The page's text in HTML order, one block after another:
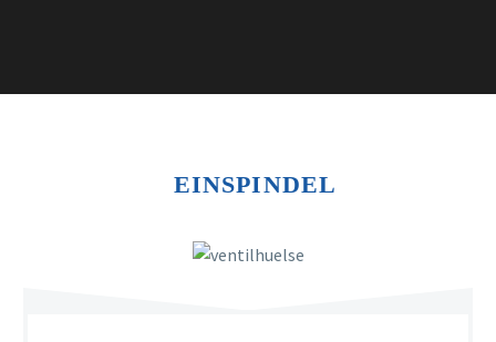
EINSPINDEL